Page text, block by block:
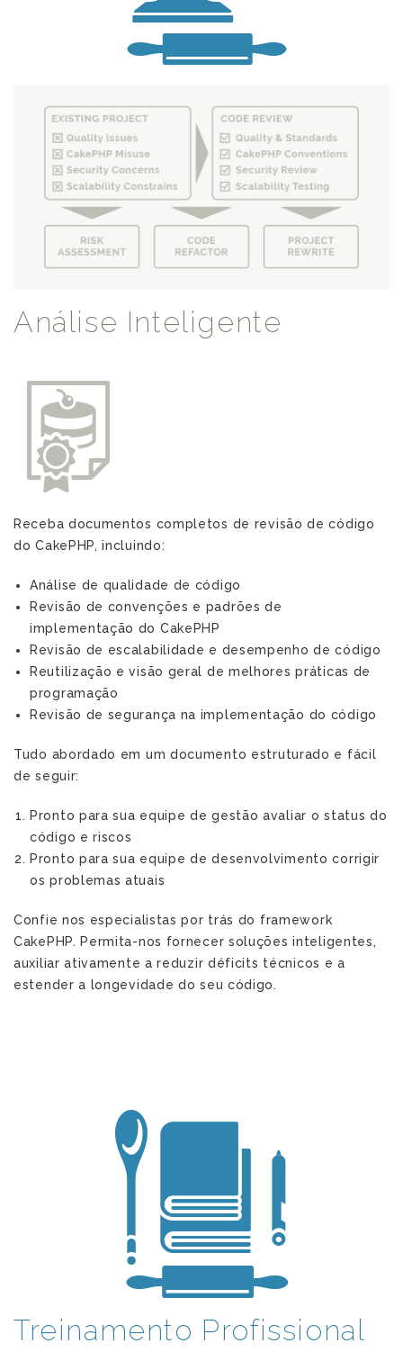
Análise Inteligente
q
Receba documentos completos de revisão de código
do CakePHP, incluindo:
Análise de qualidade de código
Revisão de convenções e padrões de
implementação do CakePHP
Revisão de escalabilidade e desempenho de código
Reutilização e visão geral de melhores práticas de
programação
Revisão de segurança na implementação do código
Tudo abordado em um documento estruturado e fácil
de seguir:
Pronto para sua equipe de gestão avaliar o status do
código e riscos
Pronto para sua equipe de desenvolvimento corrigir
os problemas atuais
Confie nos especialistas por trás do framework
CakePHP. Permita-nos fornecer soluções inteligentes,
auxiliar ativamente a reduzir déficits técnicos e a
estender a longevidade do seu código.
r
Treinamento Profissional